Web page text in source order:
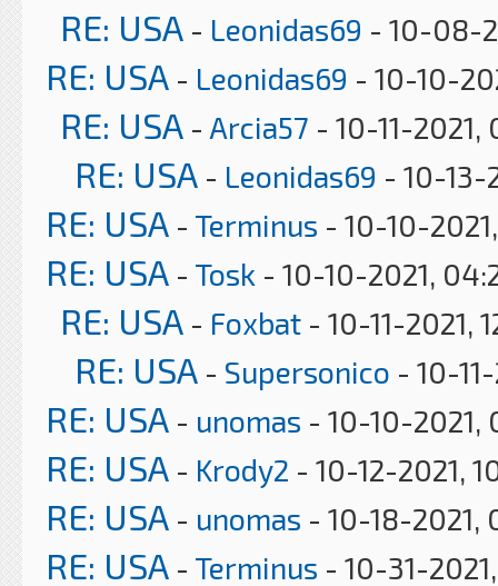
RE: USA - Leonidas69 - 10-08-
RE: USA - Leonidas69 - 10-10-
RE: USA - Arcia57 - 10-11-2021,
RE: USA - Leonidas69 - 10-13-
RE: USA - Terminus - 10-10-
RE: USA - Tosk - 10-10-2021,
RE: USA - Foxbat - 10-11-2021,
RE: USA - Supersonico - 10-
RE: USA - unomas - 10-10-2021,
RE: USA - Krody2 - 10-12-2021,
RE: USA - unomas - 10-18-2021,
RE: USA - Terminus - 10-31-